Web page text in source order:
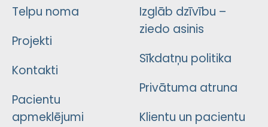
Telpu noma
Projekti
Kontakti
Pacientu
apmeklējumi
Izglāb dzīvību –
ziedo asinis
Sīkdatņu politika
Privātuma atruna
Klientu un pacientu